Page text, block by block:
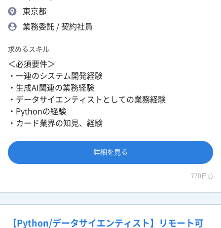
東京都
業務委託 / 契約社員
求めるスキル
＜必須要件＞
・一連のシステム開発経験
・生成AI関連の業務経験
・データサイエンティストとしての業務経験
・Pythonの経験
・カード業界の知見、経験
詳細を見る
770日前
【Python/データサイエンティスト】リモート可